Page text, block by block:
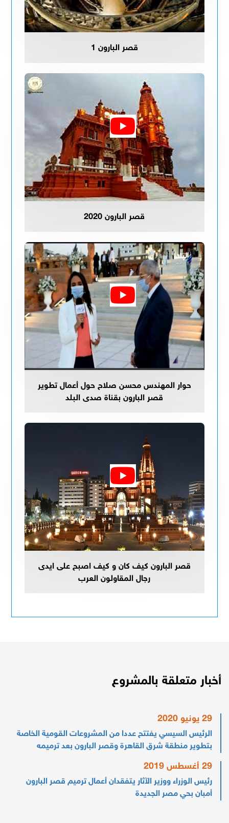
قصر البارون 1
قصر البارون 2020
حوار المهندس محسن صلاح حول أعمال تطوير
قصر البارون بقناة صدى البلد
قصر البارون كيف كان و كيف اصبح على ايدى
رجال المقاولون العرب
أخبار متعلقة بالمشروع
29 يونيو 2020
الرئيس السيسي يفتتح عددا من المشروعات القومية الخاصة
بتطوير منطقة شرق القاهرة وقصر البارون بعد ترميمه
29 أغسطس 2019
رئيس الوزراء ووزير الآثار يتفقدان أعمال ترميم قصر البارون
أمبان بحي مصر الجديدة